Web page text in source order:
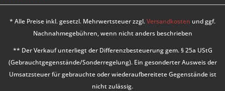
* Alle Preise inkl. gesetzl. Mehrwertsteuer zzgl.Versandkosten und ggf.
Nachnahmegebühren, wenn nicht anders beschrieben
** Der Verkauf unterliegt der Differenzbesteuerung gem. § 25a UStG
(Gebrauchtgegenstände/Sonderregelung). Ein gesonderter Ausweis der
Umsatzsteuer für gebrauchte oder wiederaufbereitete Gegenstände ist
nicht zulässig.